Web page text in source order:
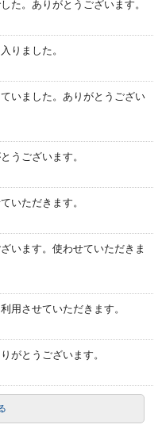
た。ありがとうございます。
りました。
いました。ありがとうござい
うございます。
いただきます。
います。使わせていただきま
用させていただきます。
がとうございます。